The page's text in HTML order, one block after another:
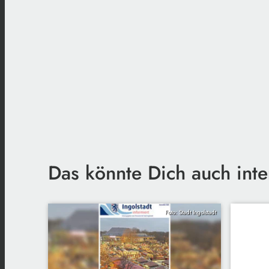
Das könnte Dich auch
Foto: Stadt Ingolstadt